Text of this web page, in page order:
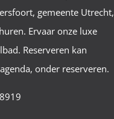
gemeente Utrecht,
Ervaar onze luxe
Reserveren kan
onder reserveren.